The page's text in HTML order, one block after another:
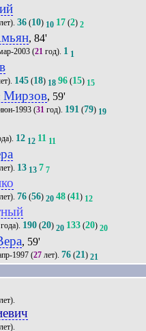
лет).36 (10) 10 17 (2) 2
, 84'
2003(21год). 1 1
145 (18) 18 96 (15) 15
Мирзов, 59'
1993(31год). 191(79) 19
12 12 11 11
лет). 13 13 7 7
лет).76 (56) 20 48 (41) 12
года). 190 (20) 20 133 (20) 20
, 59'
1997(27лет). 76(21) 21
лет).
лет).